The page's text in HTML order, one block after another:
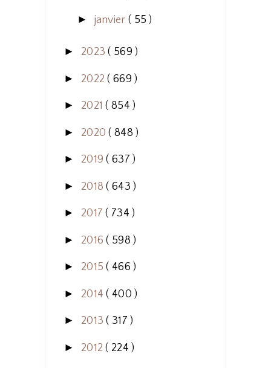
► janvier ( 55 )
► 2023( 569 )
► 2022( 669 )
► 2021( 854 )
► 2020( 848 )
► 2019( 637 )
► 2018( 643 )
► 2017( 734 )
► 2016( 598 )
► 2015( 466 )
► 2014( 400 )
► 2013( 317 )
► 2012( 224 )